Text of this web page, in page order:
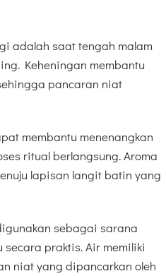
adalah saat tengah malam
Keheningan membantu
pancaran niat
membantu menenangkan
ritual berlangsung. Aroma
lapisan langit batin yang
sebagai sarana
praktis. Air memiliki
niat yang dipancarkan oleh